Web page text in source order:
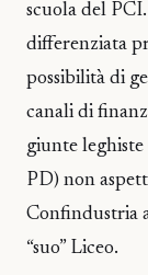
scuola del
differenziata
possibilità di
canali di
giunte
PD) non
Confindustria
“suo” Liceo.